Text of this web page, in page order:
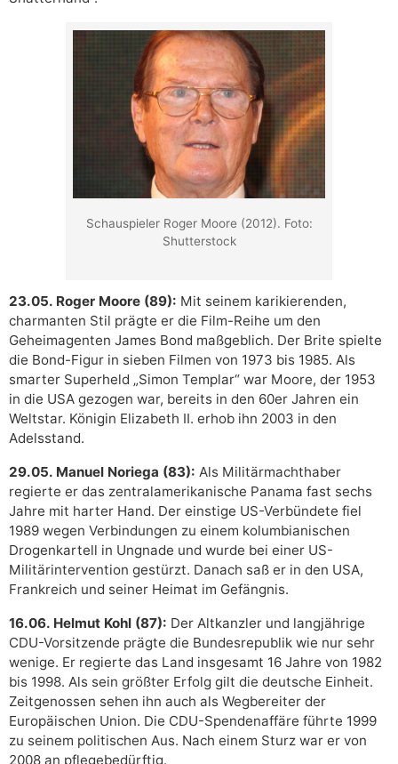
Schauspieler Roger Moore (2012). Foto:
Shutterstock
23.05. Roger Moore (89): Mit seinem karikierenden,
charmanten Stil prägte er die Film-Reihe um den
Geheimagenten James Bond maßgeblich. Der Brite spielte
die Bond-Figur in sieben Filmen von 1973 bis 1985. Als
smarter Superheld „Simon Templar“ war Moore, der 1953
in die USA gezogen war, bereits in den 60er Jahren ein
Weltstar. Königin Elizabeth II. erhob ihn 2003 in den
Adelsstand.
29.05. Manuel Noriega (83): Als Militärmachthaber
regierte er das zentralamerikanische Panama fast sechs
Jahre mit harter Hand. Der einstige US-Verbündete fiel
1989 wegen Verbindungen zu einem kolumbianischen
Drogenkartell in Ungnade und wurde bei einer US-
Militärintervention gestürzt. Danach saß er in den USA,
Frankreich und seiner Heimat im Gefängnis.
16.06. Helmut Kohl (87): Der Altkanzler und langjährige
CDU-Vorsitzende prägte die Bundesrepublik wie nur sehr
wenige. Er regierte das Land insgesamt 16 Jahre von 1982
bis 1998. Als sein größter Erfolg gilt die deutsche Einheit.
Zeitgenossen sehen ihn auch als Wegbereiter der
Europäischen Union. Die CDU-Spendenaffäre führte 1999
zu seinem politischen Aus. Nach einem Sturz war er von
2008 an pflegebedürftig.